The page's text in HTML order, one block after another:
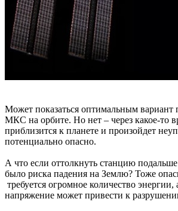
Может показаться оптимальным вариант
МКС на орбите. Но нет – через какое-то
приблизится к планете и произойдет
потенциально опасно.
А что если оттолкнуть станцию
было риска падения на Землю? Тоже
требуется огромное количество энергии,
напряжение может привести к